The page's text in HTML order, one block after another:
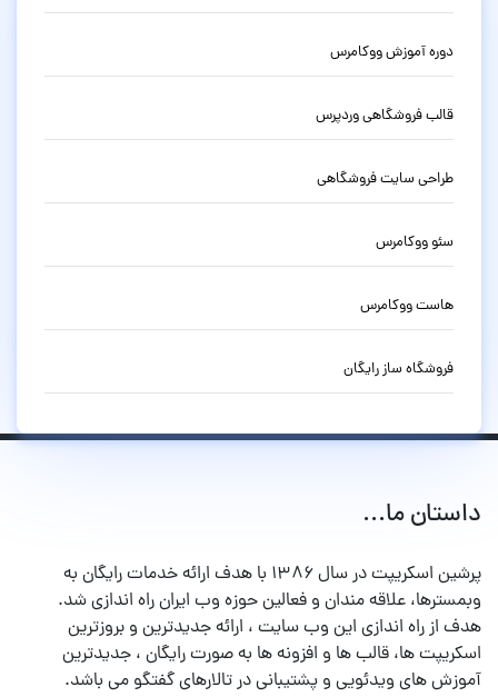
دوره آموزش ووکامرس
قالب فروشگاهی وردپرس
طراحی سایت فروشگاهی
سئو ووکامرس
هاست ووکامرس
فروشگاه ساز رایگان
داستان ما...
پرشین اسکریپت در سال ۱۳۸۶ با هدف ارائه خدمات رایگان به
وبمسترها، علاقه مندان و فعالین حوزه وب ایران راه اندازی شد.
هدف از راه اندازی این وب سایت ، ارائه جدیدترین و بروزترین
اسکریپت ها، قالب ها و افزونه ها به صورت رایگان ، جدیدترین
آموزش های ویدئویی و پشتیبانی در تالارهای گفتگو می باشد.